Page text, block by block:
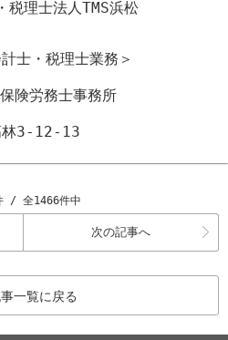
・ 税理士法人TMS浜松
士・税理士業務＞
険労務士事務所
林3-12-13
/ 全1466件中
次の記事へ
一覧に戻る